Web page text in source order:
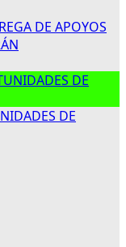
DE APOYOS
DE